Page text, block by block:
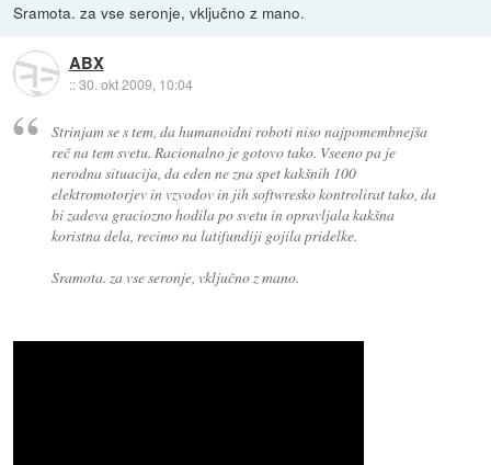
Sramota. za vse seronje, vključno z mano.
ABX
::30. okt 2009, 10:04
Strinjam se s tem, da humanoidni roboti niso najpomembnejša
reč na tem svetu. Racionalno je gotovo tako. Vseeno pa je
nerodna situacija, da eden ne zna spet kakšnih 100
elektromotorjev in vzvodov in jih softwresko kontrolirat tako, da
bi zadeva graciozno hodila po svetu in opravljala kakšna
koristna dela, recimo na latifundiji gojila pridelke.
Sramota. za vse seronje, vključno z mano.